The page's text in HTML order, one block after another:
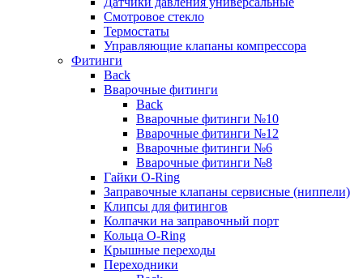
Смотровое стекло
Термостаты
Управляющие клапаны компрессора
Фитинги
Back
Вварочные фитинги
Back
Вварочные фитинги №10
Вварочные фитинги №12
Вварочные фитинги №6
Вварочные фитинги №8
Гайки O-Ring
Заправочные клапаны сервисные (ниппели)
Клипсы для фитингов
Колпачки на заправочный порт
Кольца O-Ring
Крышные переходы
Переходники